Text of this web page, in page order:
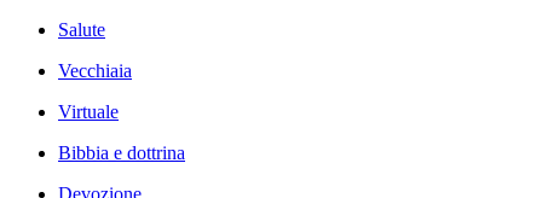
Salute
Vecchiaia
Virtuale
Bibbia e dottrina
Devozione